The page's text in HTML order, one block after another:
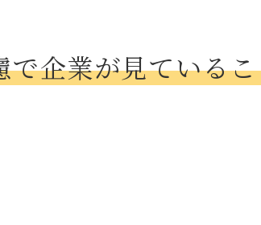
で企業が見ている